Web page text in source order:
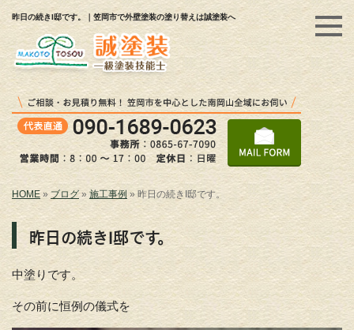
昨日の続きI邸です。｜笠岡市で外壁塗装の塗り替えは誠塗装へ
HOME» ブログ» 施工事例 » 昨日の続きI邸です。
昨日の続きI邸です。
中塗りです。
その前に恒例の儀式を